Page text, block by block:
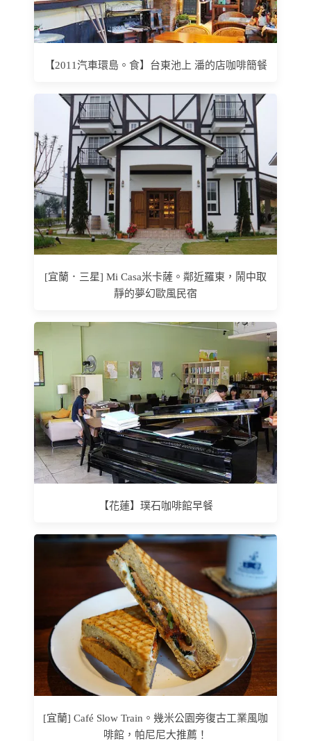
【2011汽車環島。食】台東池上 潘的店咖啡簡餐
[宜蘭．三星] Mi Casa米卡薩。鄰近羅東，鬧中取
靜的夢幻歐風民宿
【花蓮】璞石咖啡館早餐
[宜蘭] Café Slow Train。幾米公園旁復古工業風咖
啡館，帕尼尼大推薦！